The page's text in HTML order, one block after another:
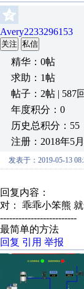
Avery2233296153
关注 私信
精华：0帖
求助：1帖
帖子：2帖 | 587回
年度积分：0
历史总积分：55
注册：2018年5
发表于：2019-05-13
回复内容：
对： 乖乖小笨熊
-------------------------
最简单的方法
回复 引用 举报